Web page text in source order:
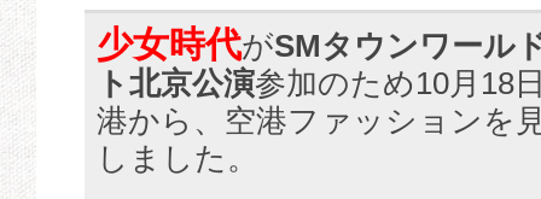
少女時代がSMタウンワール
ト北京公演参加のため10月18
港から、空港ファッションを
しました。